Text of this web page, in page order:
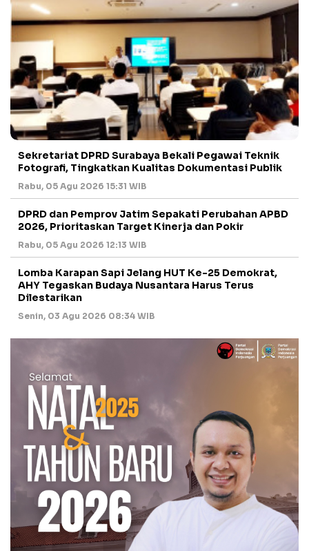
Sekretariat DPRD Surabaya Bekali Pegawai Teknik
Fotografi, Tingkatkan Kualitas Dokumentasi Publik
Rabu, 05 Agu 2026 15:31 WIB
DPRD dan Pemprov Jatim Sepakati Perubahan APBD
2026, Prioritaskan Target Kinerja dan Pokir
Rabu, 05 Agu 2026 12:13 WIB
Lomba Karapan Sapi Jelang HUT Ke-25 Demokrat,
AHY Tegaskan Budaya Nusantara Harus Terus
Dilestarikan
Senin, 03 Agu 2026 08:34 WIB